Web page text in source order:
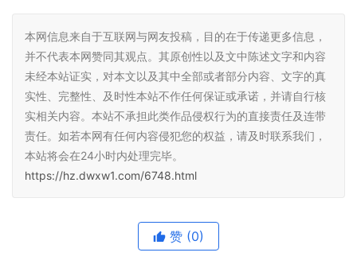
本网信息来自于互联网与网友投稿，目的在于传递更多信息，
并不代表本网赞同其观点。其原创性以及文中陈述文字和内容
未经本站证实，对本文以及其中全部或者部分内容、文字的真
实性、完整性、及时性本站不作任何保证或承诺，并请自行核
实相关内容。本站不承担此类作品侵权行为的直接责任及连带
责任。如若本网有任何内容侵犯您的权益，请及时联系我们，
本站将会在24小时内处理完毕。
https://hz.dwxw1.com/6748.html
赞 (0)